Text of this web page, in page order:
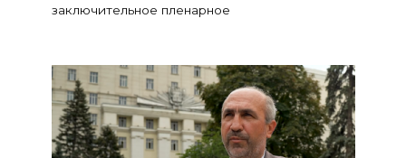
заключительное пленарное